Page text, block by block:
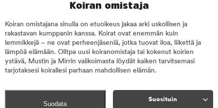
Koiran omistaja
Koiran omistajana sinulla on etuoikeus jakaa arki uskollisen ja
rakastavan kumppanin kanssa. Koirat ovat enemmän kuin
lemmikkejä – ne ovat perheenjäseniä, jotka tuovat iloa, liikettä ja
lämpöä elämään. Olitpa uusi koiranomistaja tai kokenut koirien
ystävä, Mustin ja Mirrin valikoimasta löydät kaiken tarvitsemasi
tarjotaksesi koirallesi parhaan mahdollisen elämän.
Suodata
Suosituin